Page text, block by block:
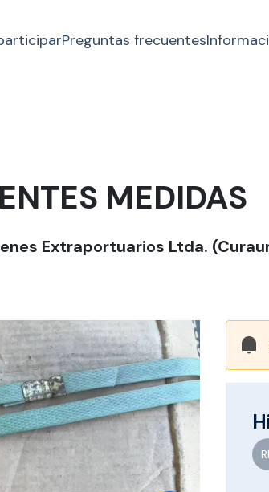
Preguntas frecuentes
MEDIDAS
Extraportuarios Ltda.